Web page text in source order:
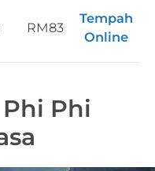
RM83
Tempah
Online
Phi